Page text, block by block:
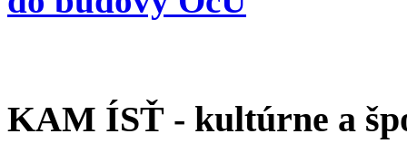
KAM ÍSŤ - kultúrne a